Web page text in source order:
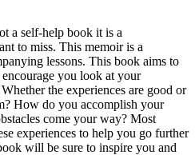
a self-help book it is a
to miss. This memoir is a
lessons. This book aims to
you look at your
the experiences are good or
How do you accomplish your
come your way? Most
experiences to help you go further
will be sure to inspire you and